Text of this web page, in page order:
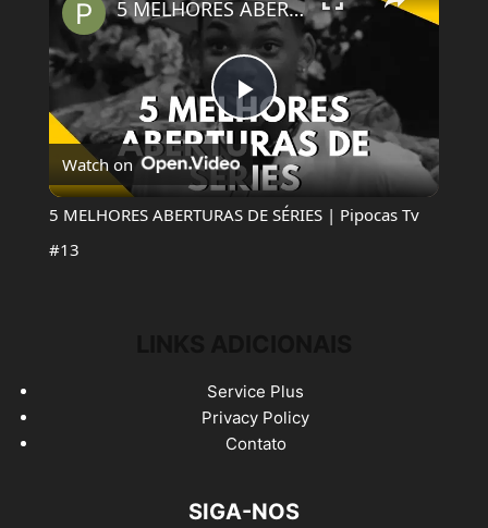
Play
Video
5 MELHORES ABERTURAS DE SÉRIES | Pipocas Tv #13
Watch on
5 MELHORES ABERTURAS DE SÉRIES | Pipocas Tv
#13
Service Plus
Privacy Policy
Contato
SIGA-NOS